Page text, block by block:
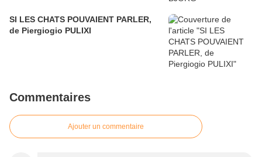
SI LES CHATS POUVAIENT PARLER,
de Piergiogio PULIXI
Commentaires
Ajouter un commentaire